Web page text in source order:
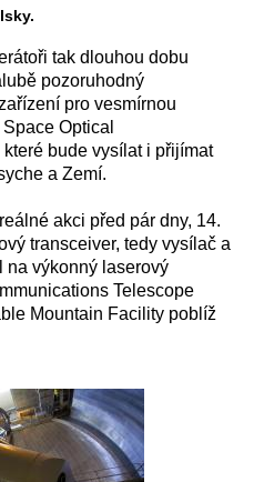
tak dlouhou dobu
pozoruhodný
pro vesmírnou
Optical
bude vysílat i přijímat
a Zemí.
akci před pár dny, 14.
transceiver, tedy vysílač a
na výkonný laserový
Telescope
Mountain Facility poblíž